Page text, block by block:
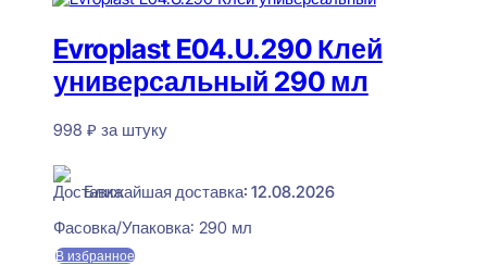
Evroplast E04.U.290 Клей
универсальный 290 мл
998 ₽ за штуку
Ближайшая доставка: 12.08.2026
Фасовка/Упаковка: 290 мл
В избранное